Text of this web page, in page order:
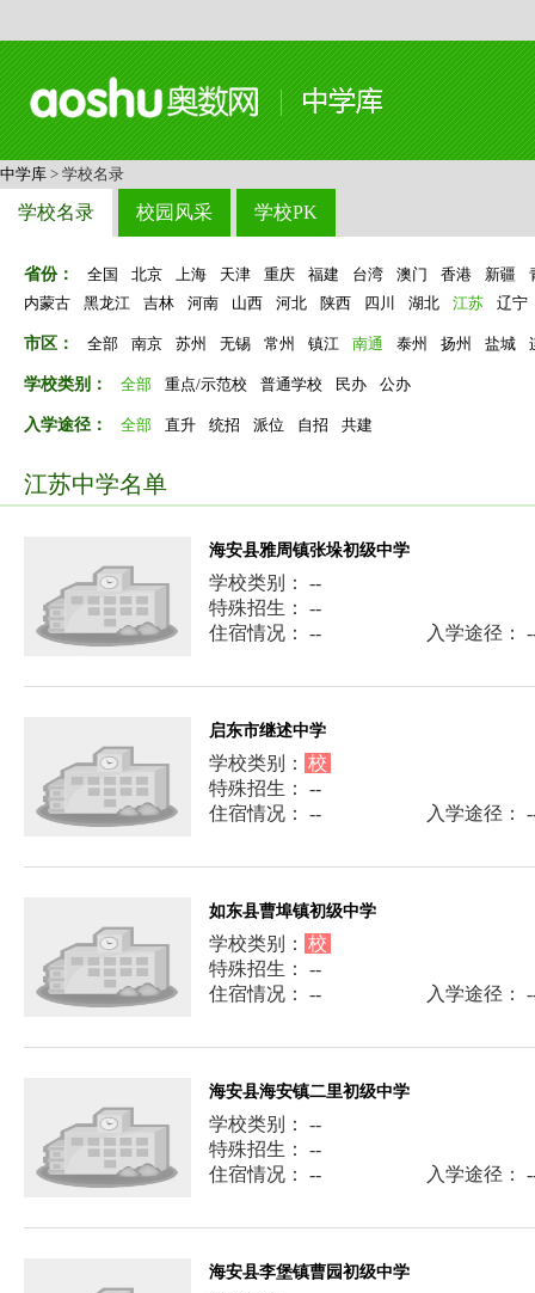
中学库 > 学校名录
学校名录 校园风采 学校PK
省份： 全国 北京 上海 天津 重庆 福建 台湾 澳门 香港 新疆
内蒙古
黑龙江 吉林 河南 山西 河北 陕西 四川 湖北 江苏 辽宁
市区： 全部 南京 苏州 无锡 常州 镇江 南通 泰州 扬州 盐城
学校类别： 全部 重点/示范校 普通学校 民办 公办
入学途径： 全部 直升 统招 派位 自招 共建
江苏中学名单
海安县雅周镇张垛初级中学
学校类别： --
特殊招生： --
住宿情况： --
入学途径：
启东市继述中学
学校类别： 校
特殊招生： --
住宿情况： --
入学途径：
如东县曹埠镇初级中学
学校类别： 校
特殊招生： --
住宿情况： --
入学途径：
海安县海安镇二里初级中学
学校类别： --
特殊招生： --
住宿情况： --
入学途径：
海安县李堡镇曹园初级中学